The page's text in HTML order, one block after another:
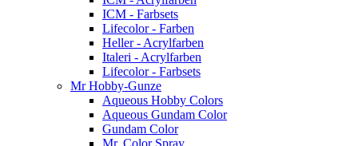
ICM - Farbsets
Lifecolor - Farben
Heller - Acrylfarben
Italeri - Acrylfarben
Lifecolor - Farbsets
Mr Hobby-Gunze
Aqueous Hobby Colors
Aqueous Gundam Color
Gundam Color
Mr. Color Spray